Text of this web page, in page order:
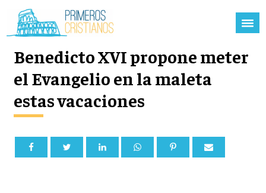
Benedicto XVI propone meter
el Evangelio en la maleta
estas vacaciones